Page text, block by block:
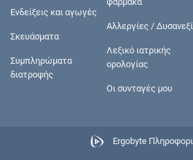
Ενδείξεις και αγωγές
Σκευάσματα
Συμπληρώματα
διατροφής
Αλλεργίες /
Λεξικό ιατρικής
ορολογίας
Οι συνταγές μου
Ergobyte